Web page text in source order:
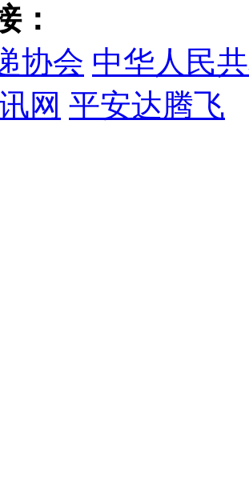
：
协会 中华人民
网 平安达腾飞